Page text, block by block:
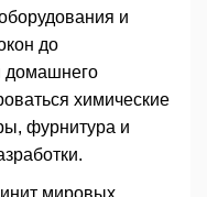
и
до
домашнего
химические
фурнитура и
мировых